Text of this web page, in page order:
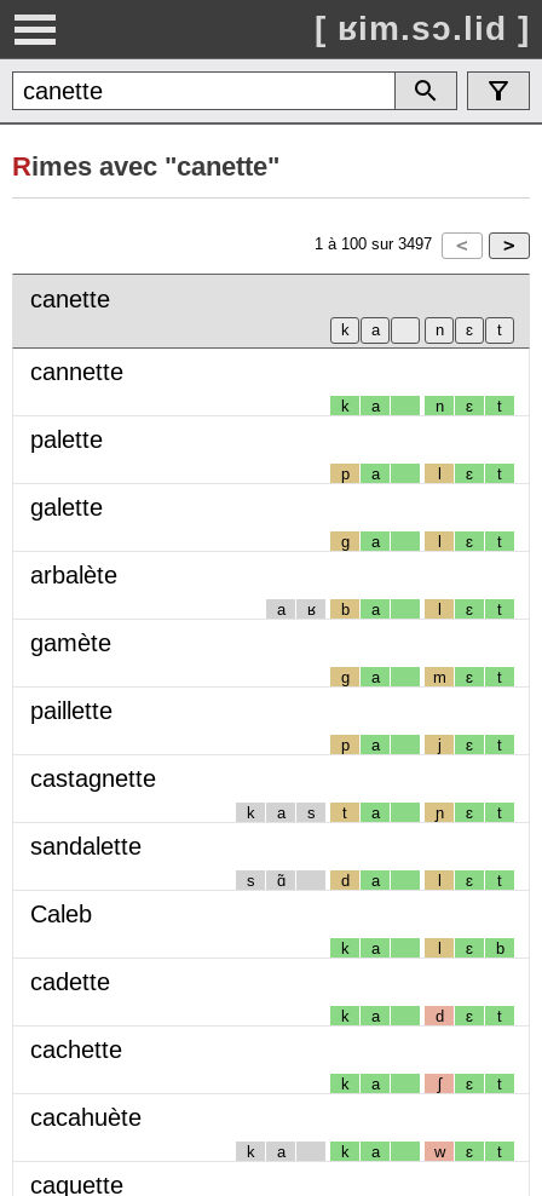
[ ʁim.sɔ.lid ]
Rimes avec "canette"
1 à 100 sur 3497
canette
cannette
k a n ɛ t
palette
p a l ɛ t
galette
g a l ɛ t
arbalète
a ʁ b a l ɛ t
gamète
g a m ɛ t
paillette
p a j ɛ t
castagnette
k a s t a ɲ ɛ t
sandalette
s ɑ̃ d a l ɛ t
Caleb
k a l ɛ b
cadette
k a d ɛ t
cachette
k a ʃ ɛ t
cacahuète
k a k a w ɛ t
caquette